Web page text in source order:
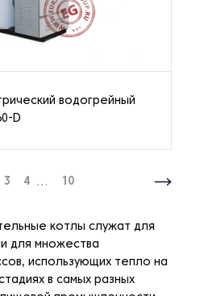
водогрейный
D
3 4 ... 10
котлы служат для
для множества
использующих тепло на
в самых разных